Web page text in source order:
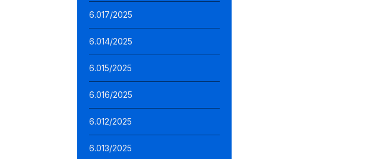
6.017/2025
6.014/2025
6.015/2025
6.016/2025
6.012/2025
6.013/2025